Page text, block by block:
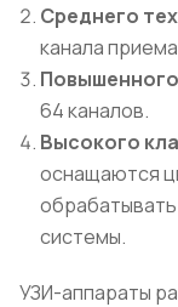
Среднего
канала
64 каналов.
Высокого
оснащаются
системы.
УЗИ-аппараты